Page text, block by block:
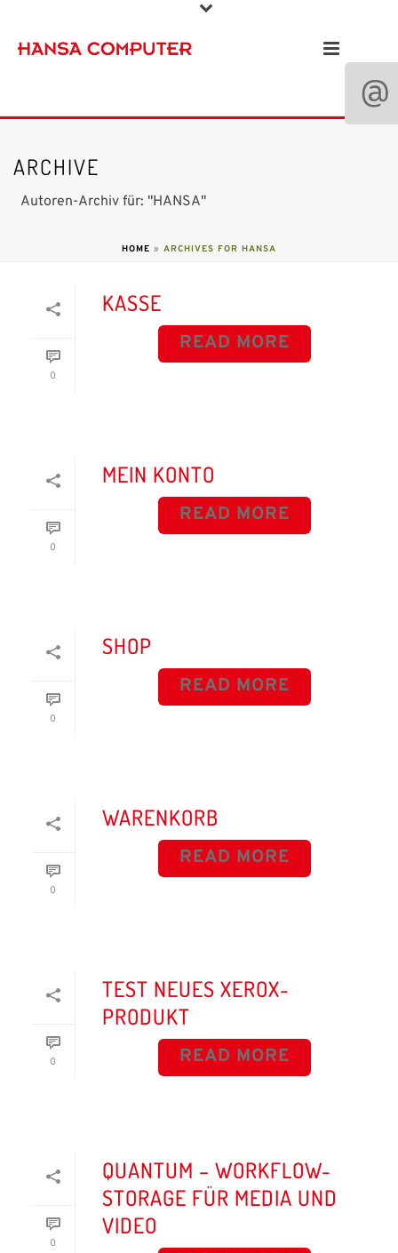
ARCHIVE
Autoren-Archiv für: "HANSA"
HOME » ARCHIVES FOR HANSA
0
KASSE
READ MORE
0
MEIN KONTO
READ MORE
0
SHOP
READ MORE
0
WARENKORB
READ MORE
0
TEST NEUES XEROX-
PRODUKT
READ MORE
0
QUANTUM – WORKFLOW-
STORAGE FÜR MEDIA UND
VIDEO